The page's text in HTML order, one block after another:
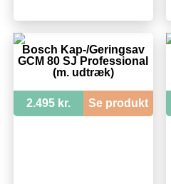
Bosch Kap-/Geringsav
GCM 80 SJ Professional
(m. udtræk)
2.495 kr. Se produkt